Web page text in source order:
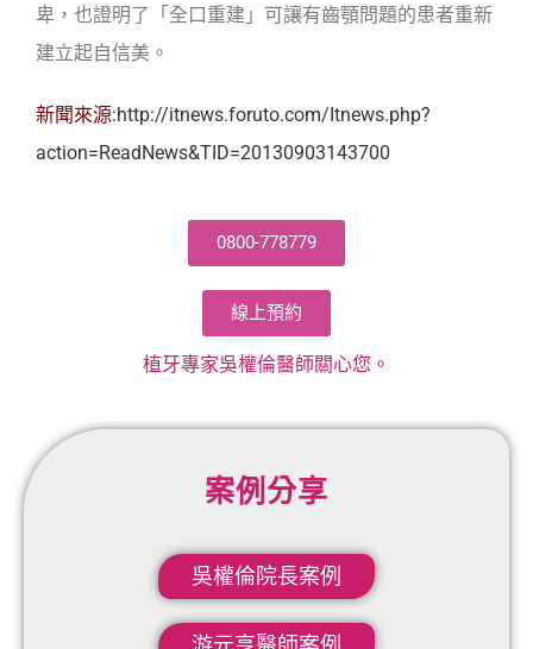
案例分享
吳權倫院長案例​
卑，也證明了「全口重建」可讓有齒顎問題的患者重新
建立起自信美。
新聞來源:http://itnews.foruto.com/Itnews.php?
action=ReadNews&TID=20130903143700
0800-778779
線上預約
植牙專家吳權倫醫師關心您。